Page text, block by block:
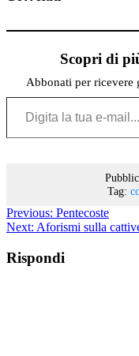
Scopri di
Abbonati per
Digita la tua e-mail...
Tag:
Previous: Pentecoste
Next: Aforismi sulla
Rispondi